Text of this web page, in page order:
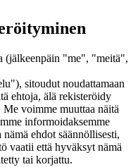
(jälkeenpäin "me", "meitä",
sitoudut noudattamaan
ehtoja, älä rekisteröidy
voimme muuttaa näitä
informoidaksemme
ehdot säännöllisesti,
vaatii että hyväksyt nämä
tai korjattu.